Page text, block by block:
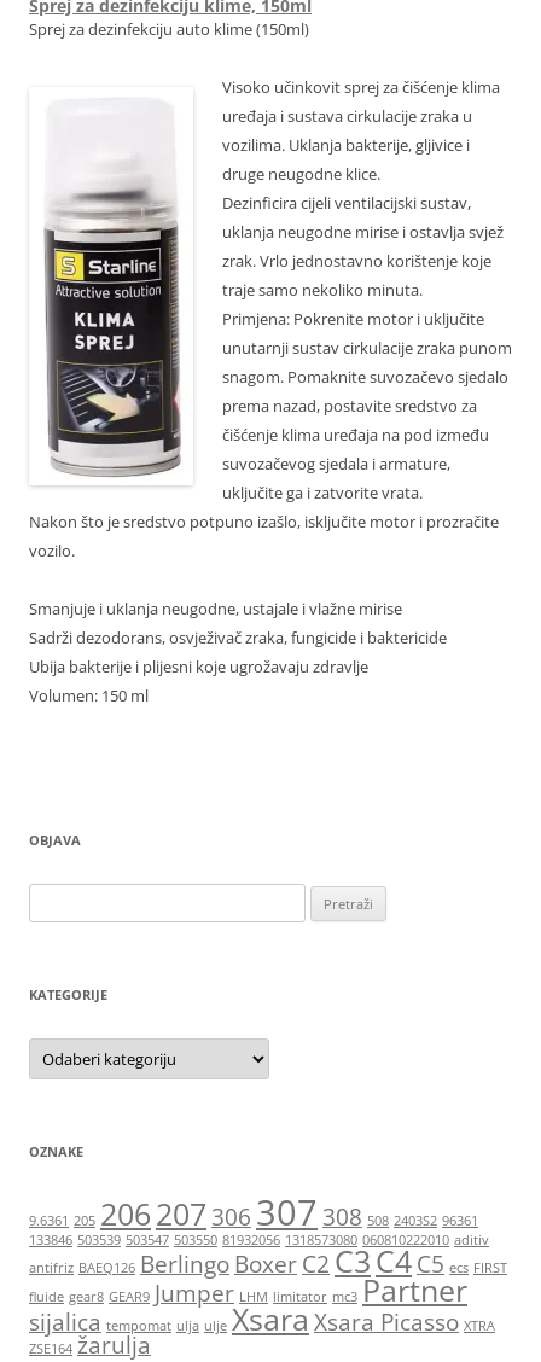
Sprej za dezinfekciju klime, 150ml
Sprej za dezinfekciju auto klime (150ml)
Visoko učinkovit sprej za čišćenje klima
uređaja i sustava cirkulacije zraka u
vozilima. Uklanja bakterije, gljivice i
druge neugodne klice.
Dezinficira cijeli ventilacijski sustav,
uklanja neugodne mirise i ostavlja svjež
zrak. Vrlo jednostavno korištenje koje
traje samo nekoliko minuta.
Primjena: Pokrenite motor i uključite
unutarnji sustav cirkulacije zraka punom
snagom. Pomaknite suvozačevo sjedalo
prema nazad, postavite sredstvo za
čišćenje klima uređaja na pod između
suvozačevog sjedala i armature,
uključite ga i zatvorite vrata.
Nakon što je sredstvo potpuno izašlo, isključite motor i prozračite
vozilo.
Smanjuje i uklanja neugodne, ustajale i vlažne mirise
Sadrži dezodorans, osvježivač zraka, fungicide i baktericide
Ubija bakterije i plijesni koje ugrožavaju zdravlje
Volumen: 150 ml
OBJAVA
KATEGORIJE
Kategorije
OZNAKE
9.6361 205 206207 306 307 308 508 2403S2 96361
133846 503539 503547 503550 81932056 1318573080 060810222010 aditiv
antifriz BAEQ126 Berlingo BoxerC2C3C4C5 ecs FIRST
fluide gear8 GEAR9 Jumper LHM limitator mc3 Partner
sijalica tempomat ulja ulje Xsara Xsara Picasso XTRA
ZSE164 žarulja